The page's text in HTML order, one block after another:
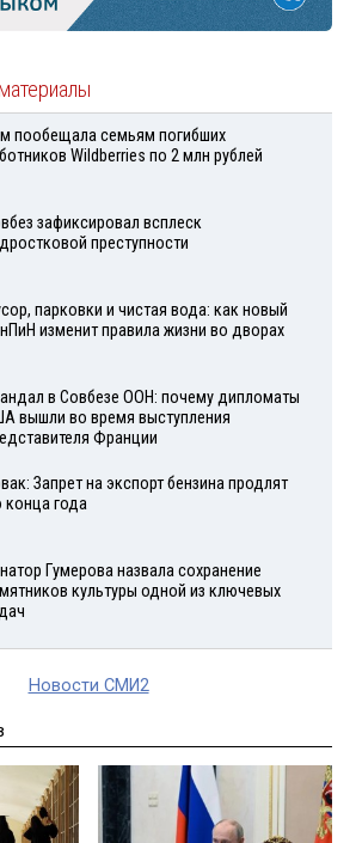
пообещала семьям погибших
Wildberries по 2 млн рублей
зафиксировал всплеск
преступности
парковки и чистая вода: как новый
изменит правила жизни во дворах
в Совбезе ООН: почему дипломаты
вышли во время выступления
Франции
Запрет на экспорт бензина продлят
конца года
Гумерова назвала сохранение
культуры одной из ключевых
Новости СМИ2